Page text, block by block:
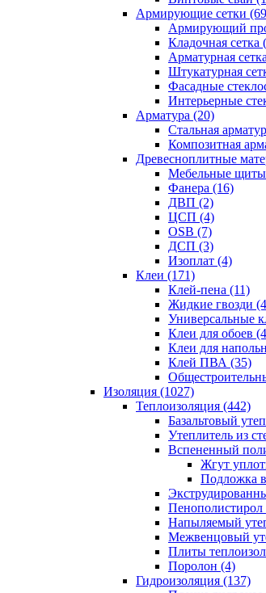
Армирующие сетки
Армирующий
Кладочная сетка
Арматурная
Штукатурная
Фасадные
Интерьерные
Арматура (20)
Стальная
Композитная
Древесноплитные
Мебельные
Фанера (16)
ДВП (2)
ЦСП (4)
OSB (7)
ДСП (3)
Изоплат (4)
Клеи (171)
Клей-пена (11)
Жидкие гвозди
Универсальные
Клеи для обоев
Клеи для
Клей ПВА (35)
Изоляция (1027)
Теплоизоляция (442)
Базальтовый
Утеплитель из
Вспененный
Жгут
Подложка
Пенополистирол
Напыляемый
Межвенцовый
Плиты
Поролон (4)
Гидроизоляция (137)